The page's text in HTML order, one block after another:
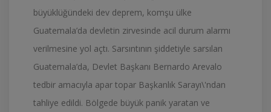
büyüklüğündeki dev deprem, komşu ülke
Guatemala’da devletin zirvesinde acil durum alarmı
verilmesine yol açtı. Sarsıntının şiddetiyle sarsılan
Guatemala’da, Devlet Başkanı Bernardo Arevalo
tedbir amacıyla apar topar Başkanlık Sarayı\'ndan
tahliye edildi. Bölgede büyük panik yaratan ve